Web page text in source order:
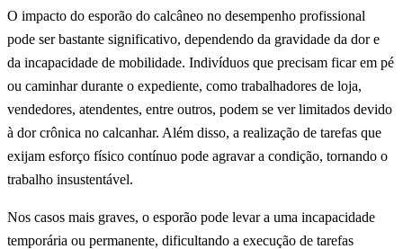
O impacto do esporão do calcâneo no desempenho profissional
pode ser bastante significativo, dependendo da gravidade da dor e
da incapacidade de mobilidade. Indivíduos que precisam ficar em pé
ou caminhar durante o expediente, como trabalhadores de loja,
vendedores, atendentes, entre outros, podem se ver limitados devido
à dor crônica no calcanhar. Além disso, a realização de tarefas que
exijam esforço físico contínuo pode agravar a condição, tornando o
trabalho insustentável.
Nos casos mais graves, o esporão pode levar a uma incapacidade
temporária ou permanente, dificultando a execução de tarefas